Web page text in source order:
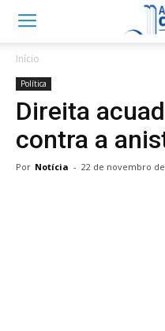
Início
Política
Direita
contra a
Por Notícia - 22 de novembro de